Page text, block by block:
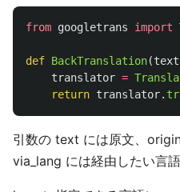
from googletrans import
def BackTranslation(text
translator =
return translator.
引数の text には原文、
via_lang には経由したい言語